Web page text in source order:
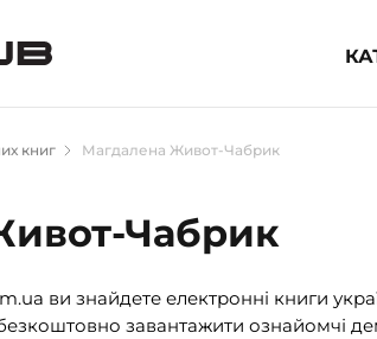
Художня література (1854)
Книги для підлітків (240)
Науково-популярна література
(527)
книг Магдалена Живот-Чабрик
Чабрик
ви знайдете електронні книги
завантажити ознайомчі